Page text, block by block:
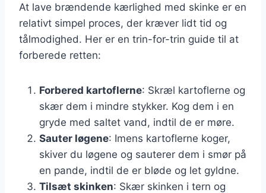
At lave brændende kærlighed med skinke er en
relativt simpel proces, der kræver lidt tid og
tålmodighed. Her er en trin-for-trin guide til at
forberede retten:
Forbered kartoflerne: Skræl kartoflerne og
skær dem i mindre stykker. Kog dem i en
gryde med saltet vand, indtil de er møre.
Sauter løgene: Imens kartoflerne koger,
skiver du løgene og sauterer dem i smør på
en pande, indtil de er bløde og let gyldne.
Tilsæt skinken: Skær skinken i tern og